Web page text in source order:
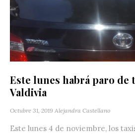
Este lunes habrá paro de
Valdivia
Octubre 31, 2019 Alejandra Castellano
Este lunes 4 de noviembre, los